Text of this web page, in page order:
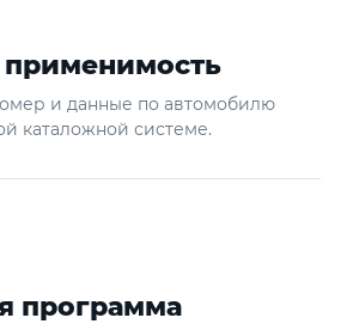
применимость
и данные по автомобилю
каталожной системе.
программа